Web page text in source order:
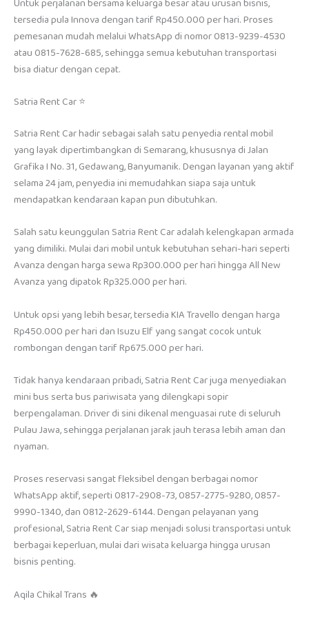
tersedia pula Innova dengan tarif Rp450.000 per hari. Proses
pemesanan mudah melalui WhatsApp di nomor 0813-9239-4530
atau 0815-7628-685, sehingga semua kebutuhan transportasi
bisa diatur dengan cepat.
Satria Rent Car ⭐
Satria Rent Car hadir sebagai salah satu penyedia rental mobil
yang layak dipertimbangkan di Semarang, khususnya di Jalan
Grafika I No. 31, Gedawang, Banyumanik. Dengan layanan yang aktif
selama 24 jam, penyedia ini memudahkan siapa saja untuk
mendapatkan kendaraan kapan pun dibutuhkan.
Salah satu keunggulan Satria Rent Car adalah kelengkapan armada
yang dimiliki. Mulai dari mobil untuk kebutuhan sehari-hari seperti
Avanza dengan harga sewa Rp300.000 per hari hingga All New
Avanza yang dipatok Rp325.000 per hari.
Untuk opsi yang lebih besar, tersedia KIA Travello dengan harga
Rp450.000 per hari dan Isuzu Elf yang sangat cocok untuk
rombongan dengan tarif Rp675.000 per hari.
Tidak hanya kendaraan pribadi, Satria Rent Car juga menyediakan
mini bus serta bus pariwisata yang dilengkapi sopir
berpengalaman. Driver di sini dikenal menguasai rute di seluruh
Pulau Jawa, sehingga perjalanan jarak jauh terasa lebih aman dan
nyaman.
Proses reservasi sangat fleksibel dengan berbagai nomor
WhatsApp aktif, seperti 0817-2908-73, 0857-2775-9280, 0857-
9990-1340, dan 0812-2629-6144. Dengan pelayanan yang
profesional, Satria Rent Car siap menjadi solusi transportasi untuk
berbagai keperluan, mulai dari wisata keluarga hingga urusan
bisnis penting.
Aqila Chikal Trans 🔥